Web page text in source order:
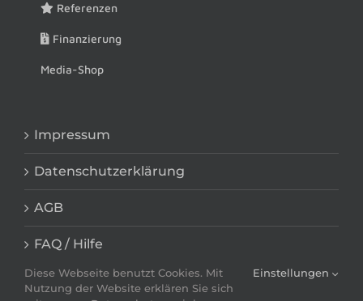
Referenzen
Finanzierung
Media-Shop
Impressum
Datenschutzerklärung
AGB
FAQ / Hilfe
Diese Webseite benutzt Cookies. Mit
Nutzung der Website erklären Sie sich
Einstellungen